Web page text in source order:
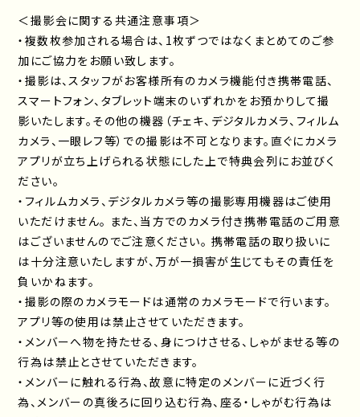
＜撮影会に関する共通注意事項＞
・複数枚参加される場合は、1枚ずつではなくまとめてのご参
加にご協力をお願い致します。
・撮影は、スタッフがお客様所有のカメラ機能付き携帯電話、
スマートフォン、タブレット端末のいずれかをお預かりして撮
影いたします。その他の機器（チェキ、デジタルカメラ、フィルム
カメラ、一眼レフ等）での撮影は不可となります。直ぐにカメラ
アプリが立ち上げられる状態にした上で特典会列にお並びく
ださい。
・フィルムカメラ、デジタルカメラ等の撮影専用機器はご使用
いただけません。 また、当方でのカメラ付き携帯電話のご用意
はございませんのでご注意ください。 携帯電話の取り扱いに
は十分注意いたしますが、万が一損害が生じてもその責任を
負いかねます。
・撮影の際のカメラモードは通常のカメラモードで行います。
アプリ等の使用は禁止させていただきます。
・メンバーへ物を持たせる、身につけさせる、しゃがませる等の
行為は禁止とさせていただきます。
・メンバーに触れる行為、故意に特定のメンバーに近づく行
為、メンバーの真後ろに回り込む行為、座る・しゃがむ行為は